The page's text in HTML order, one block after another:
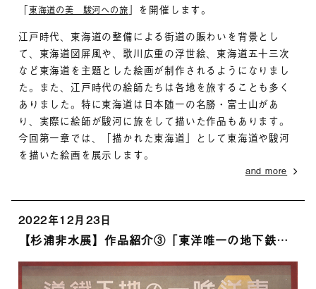
「東海道の美 駿河への旅 」を開催します。
江戸時代、東海道の整備による街道の賑わいを背景とし
て、東海道図屏風や、歌川広重の浮世絵、東海道五十三次
など東海道を主題とした絵画が制作されるようになりまし
た。また、江戸時代の絵師たちは各地を旅することも多く
ありました。特に東海道は日本随一の名勝・富士山があ
り、実際に絵師が駿河に旅をして描いた作品もあります。
今回第一章では、「描かれた東海道」として東海道や駿河
を描いた絵画を展示します。
and more
2022年12月23日
【杉浦非水展】作品紹介③「東洋唯一の地下鉄道 上野浅草間開通」